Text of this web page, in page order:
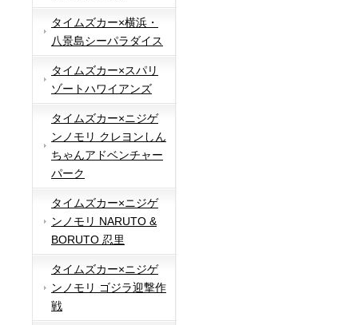
タイムズカー×横浜・
八景島シーパラダイス
タイムズカー×スパリ
ゾートハワイアンズ
タイムズカー×ニジゲ
ンノモリ クレヨンしん
ちゃんアドベンチャー
パーク
タイムズカー×ニジゲ
ンノモリ NARUTO &
BORUTO 忍里
タイムズカー×ニジゲ
ンノモリ ゴジラ迎撃作
戦